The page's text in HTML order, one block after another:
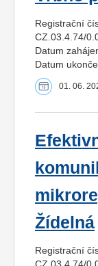
Registrační
CZ.03.4.74/
Datum
Datum
01. 06.
Žídelná
Registrační